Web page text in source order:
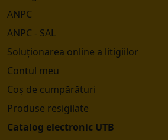
ANPC
ANPC - SAL
Soluționarea online a litigiilor
Contul meu
Coș de cumpărături
Produse resigilate
Catalog electronic UTB